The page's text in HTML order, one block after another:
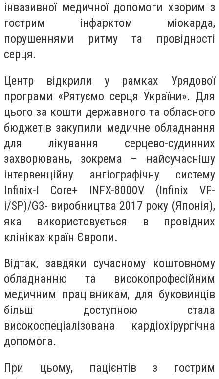
інвазивної медичної допомоги хворим з
гострим інфарктом міокарда,
порушеннями ритму та провідності
серця.
Центр відкрили у рамках Урядової
програми «Рятуємо серця України». Для
цього за кошти державного та обласного
бюджетів закупили медичне обладнання
для лікування серцево-судинних
захворювань, зокрема – найсучаснішу
інтервенційну ангіографічну систему
Infinix-I Core+ INFX-8000V (Infinix VF-
i/SP)/G3- виробництва 2017 року (Японія),
яка використовується в провідних
клініках країн Європи.
Відтак, завдяки сучасному коштовному
обладнанню та високопрофесійним
медичним працівникам, для буковинців
більш доступною стала
високоспеціалізована кардіохірургічна
допомога.
При цьому, пацієнтів з гострим